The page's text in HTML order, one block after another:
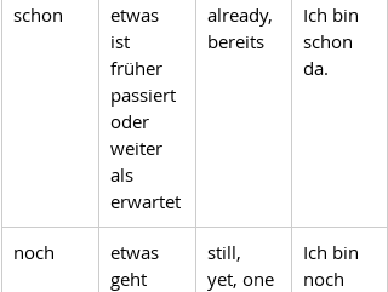
schon
etwas
ist
früher
passiert
oder
weiter
als
erwartet
already,
bereits
Ich bin
schon
da.
noch
etwas
geht
still,
yet, one
Ich bin
noch